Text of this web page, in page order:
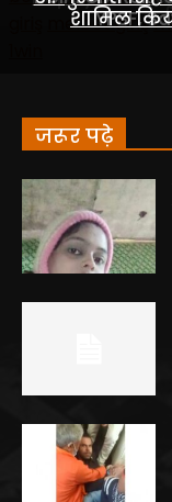
जरूर पढ़े